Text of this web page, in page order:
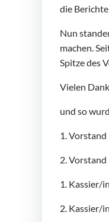
die
Nun
machen.
Spitze des
Vielen
und so
1.
2.
1.
2.